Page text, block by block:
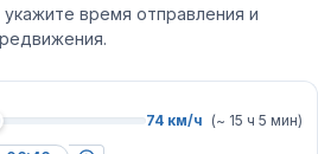
время отправления и
74 км/ч (~ 15 ч 5 мин)